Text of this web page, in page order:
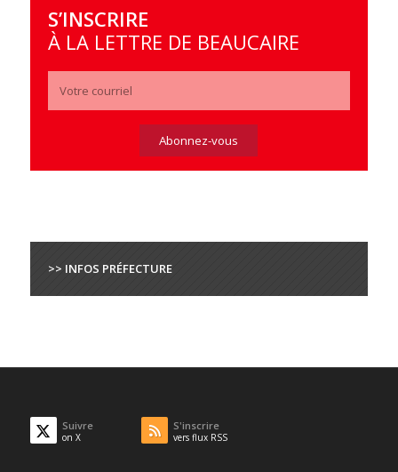
S’INSCRIRE
À LA LETTRE DE BEAUCAIRE
>> INFOS PRÉFECTURE
Suivre
on X
S'inscrire
vers flux RSS